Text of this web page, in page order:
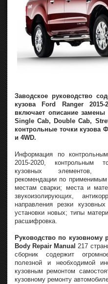
Заводское руководство
кузова Ford Ranger
включает описание
Single Cab, Double Cab,
контрольные точки кузова
и 4WD.
Информация по
2015-2020, контрольным
кузовных элементов,
рекомендации по
местам сварки; места и
звукоизолирующих,
направления резки
установки новых; типы
расшифровка.
Руководство по кузовному
Body Repair Manual 217
сборник содержит
полезной и необходимой
кузовным ремонтом
кузовному ремонту